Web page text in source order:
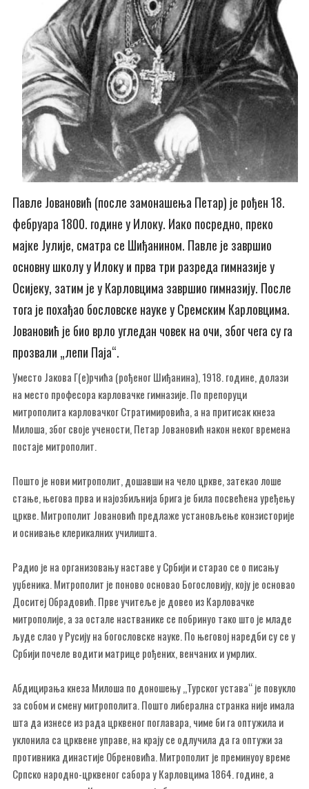
Павле Јовановић (после замонашења Петар) је рођен 18.
фебруара 1800. године у Илоку. Иако посредно, преко
мајке Јулије, сматра се Шиђанином. Павле је завршио
основну школу у Илоку и прва три разреда гимназије у
Осијеку, затим је у Карловцима завршио гимназију. После
тога је похађао бословске науке у Сремским Карловцима.
Јовановић је био врло угледан човек на очи, због чега су га
прозвали „лепи Паја“.
Уместо Јакова Г(е)рчића (рођеног Шиђанина), 1918. године, долази
на место професора карловачке гимназије. По препоруци
митрополита карловачког Стратимировића, а на притисак кнеза
Милоша, због своје учености, Петар Јовановић након неког времена
постаје митрополит.
Пошто је нови митрополит, дошавши на чело цркве, затекао лоше
стање, његова прва и најозбиљнија брига је била посвећена уређењу
цркве. Митрополит Јовановић предлаже установљење конзисторије
и оснивање клерикалних училишта.
Радио је на организовању наставе у Србији и старао се о писању
уџбеника. Митрополит је поново основао Богословију, коју је основао
Доситеј Обрадовић. Прве учитеље је довео из Карловачке
митрополије, а за остале настванике се побринуо тако што је младе
људе слао у Русију на богословске науке. По његовој наредби су се у
Србији почеле водити матрице рођених, венчаних и умрлих.
Абдицирања кнеза Милоша по доношењу „Турског устава“ је повукло
за собом и смену митрополита. Пошто либерална странка није имала
шта да изнесе из рада црквеног поглавара, чиме би га оптужила и
уклонила са црквене управе, на крају се одлучила да га оптужи за
противника династије Обреновића. Митрополит је преминуоу време
Српско народно-црквеног сабора у Карловцима 1864. године, а